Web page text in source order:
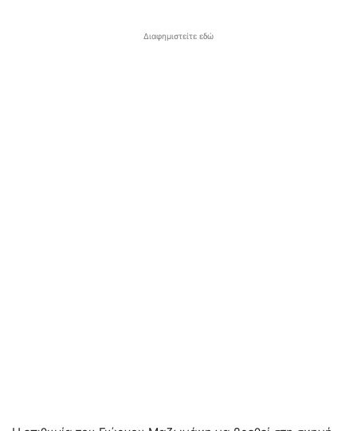
Διαφημιστείτε εδώ